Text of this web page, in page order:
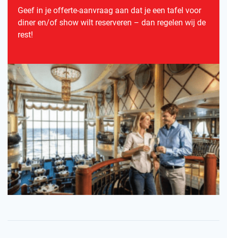
Geef in je offerte-aanvraag aan dat je een tafel voor
diner en/of show wilt reserveren – dan regelen wij de
rest!